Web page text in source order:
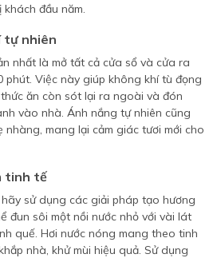
đầu năm.
tự nhiên
nhất là mở tất cả cửa sổ và cửa ra
Việc này giúp không khí tù đọng
ăn còn sót lại ra ngoài và đón
vào nhà. Ánh nắng tự nhiên cũng
nhàng, mang lại cảm giác tươi mới cho
tinh tế
sử dụng các giải pháp tạo hương
đun sôi một nồi nước nhỏ với vài lát
quế. Hơi nước nóng mang theo tinh
nhà, khử mùi hiệu quả. Sử dụng